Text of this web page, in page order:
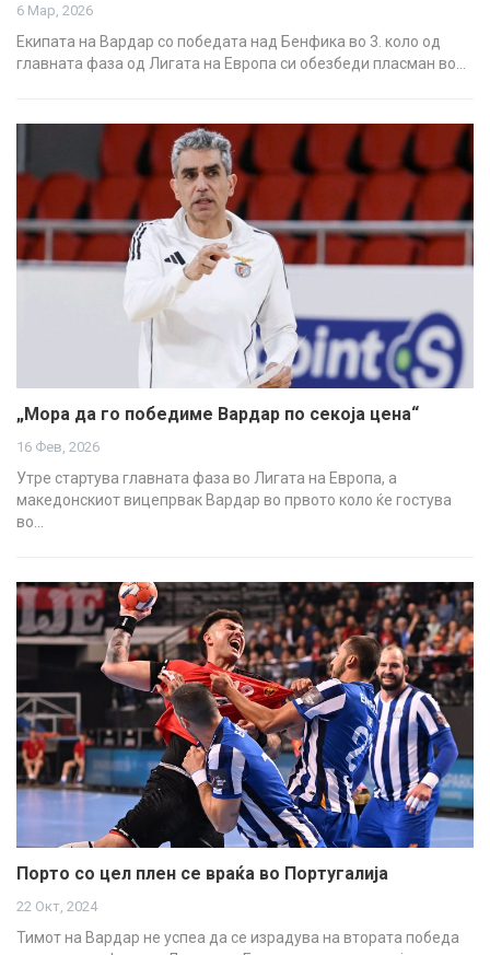
6 Мар, 2026
Екипата на Вардар со победата над Бенфика во 3. коло од
главната фаза од Лигата на Европа си обезбеди пласман во…
„Мора да го победиме Вардар по секоја цена“
16 Фев, 2026
Утре стартува главната фаза во Лигата на Европа, а
македонскиот вицепрвак Вардар во првото коло ќе гостува
во…
Порто со цел плен се враќа во Португалија
22 Окт, 2024
Тимот на Вардар не успеа да се израдува на втората победа